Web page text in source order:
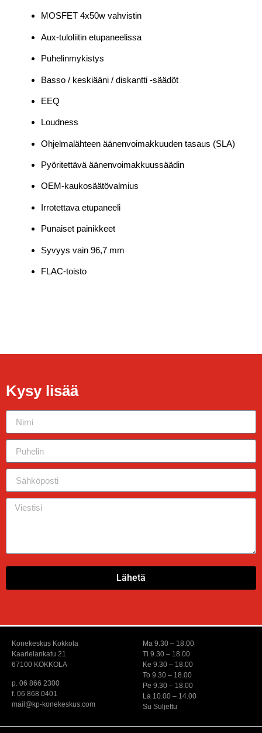
MOSFET 4x50w vahvistin
Aux-tuloliitin etupaneelissa
Puhelinmykistys
Basso / keskiääni / diskantti -säädöt
EEQ
Loudness
Ohjelmalähteen äänenvoimakkuuden tasaus (SLA)
Pyöritettävä äänenvoimakkuussäädin
OEM-kaukosäätövalmius
Irrotettava etupaneeli
Punaiset painikkeet
Syvyys vain 96,7 mm
FLAC-toisto
Kysy lisää
Lähetä
Konekeskus Kokkola
Kaarlelankatu 21
67100 KOKKOLA
p. 06 866 2300
f. 06 868 0401
mail@kp-konekeskus.com
Ma 9.30 – 18.00
Ti 9.30 – 18.00
Ke 9.30 – 18.00
To 9.30 – 18.00
Pe 9.30 – 18.00
La 10.00 – 14.00
Su Suljettu